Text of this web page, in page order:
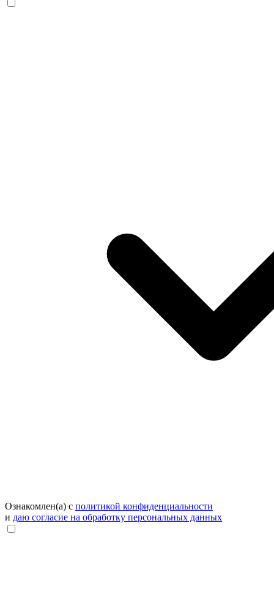
Ознакомлен(а) с политикой конфиденциальности
и даю согласие на обработку персональных данных